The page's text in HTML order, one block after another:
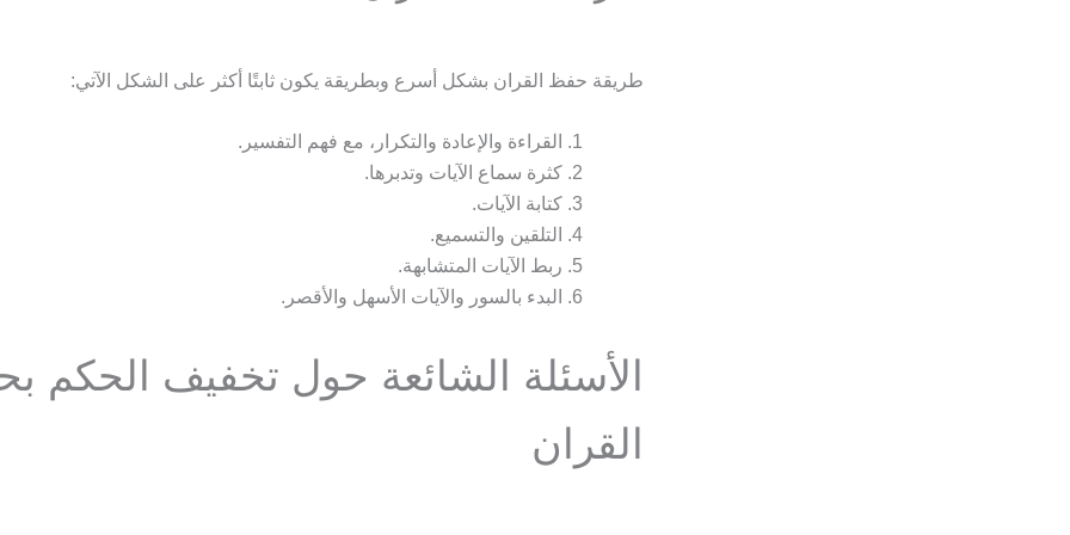
طريقة حفظ القران بشكل أسرع وبطريقة يكون ثابتًا أكثر على الشكل الآتي:
القراءة والإعادة والتكرار، مع فهم التفسير.
كثرة سماع الآيات وتدبرها.
كتابة الآيات.
التلقين والتسميع.
ربط الآيات المتشابهة.
البدء بالسور والآيات الأسهل والأقصر.
الأسئلة الشائعة حول تخفيف الحكم
القران